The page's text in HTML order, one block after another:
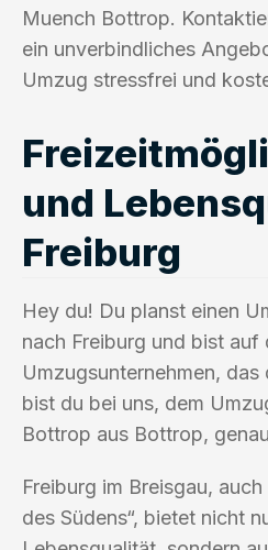
Muench Bottrop.
ein unverbindliches
Umzug stressfrei und
und
Freiburg
Hey du! Du planst einen
nach Freiburg und bist auf
Umzugsunternehmen,
bist du bei uns, dem
Bottrop aus Bottrop,
Freiburg im Breisgau,
des Südens“, bietet nicht